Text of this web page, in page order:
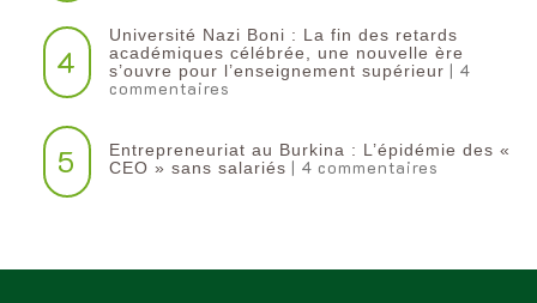
4
Université Nazi Boni : La fin des retards
académiques célébrée, une nouvelle ère
s’ouvre pour l’enseignement supérieur | 4
commentaires
5
Entrepreneuriat au Burkina : L’épidémie des «
CEO » sans salariés | 4 commentaires